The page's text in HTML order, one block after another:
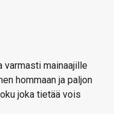
varmasti mainaajille
hommaan ja paljon
joka tietää vois